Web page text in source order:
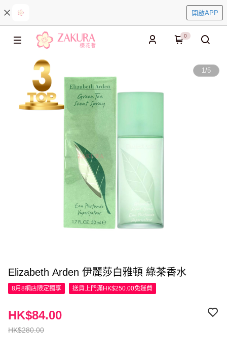
開啟APP
0
1/5
Elizabeth Arden 伊麗莎白雅頓 綠茶香水
8月8網店限定獨享 送貨上門滿HK$250.00免運費
HK$280.00
HK$84.00